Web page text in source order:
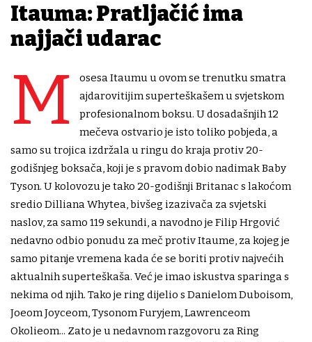
Itauma: Pratljačić ima
najjači udarac
M
osesa Itaumu u ovom se trenutku smatra
ajdarovitijim superteškašem u svjetskom
profesionalnom boksu. U dosadašnjih 12
mečeva ostvario je isto toliko pobjeda, a
samo su trojica izdržala u ringu do kraja protiv 20-
godišnjeg boksača, koji je s pravom dobio nadimak Baby
Tyson. U kolovozu je tako 20-godišnji Britanac s lakoćom
sredio Dilliana Whytea, bivšeg izazivača za svjetski
naslov, za samo 119 sekundi, a navodno je Filip Hrgović
nedavno odbio ponudu za meč protiv Itaume, za kojeg je
samo pitanje vremena kada će se boriti protiv najvećih
aktualnih superteškaša. Već je imao iskustva sparinga s
nekima od njih. Tako je ring dijelio s Danielom Duboisom,
Joeom Joyceom, Tysonom Furyjem, Lawrenceom
Okolieom... Zato je u nedavnom razgovoru za Ring